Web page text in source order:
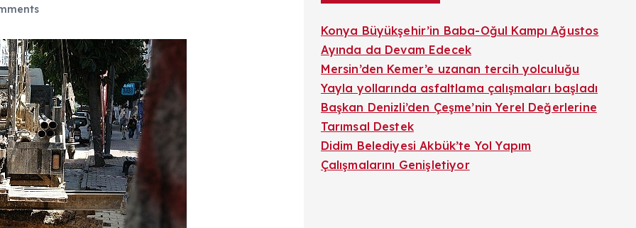
Konya Büyükşehir’in Baba-Oğul Kampı Ağustos
Ayında da Devam Edecek
Mersin’den Kemer’e uzanan tercih yolculuğu
Yayla yollarında asfaltlama çalışmaları başladı
Başkan Denizli’den Çeşme’nin Yerel Değerlerine
Tarımsal Destek
Didim Belediyesi Akbük’te Yol Yapım
Çalışmalarını Genişletiyor